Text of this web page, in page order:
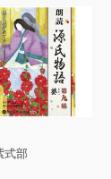
パワー、ラン
ン、ゲオポリ
ダー理論」を
“タブー視”さ
盟が英米系地
――「歴史の終
式部